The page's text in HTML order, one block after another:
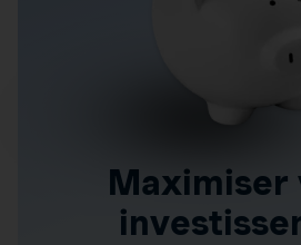
Maximiser